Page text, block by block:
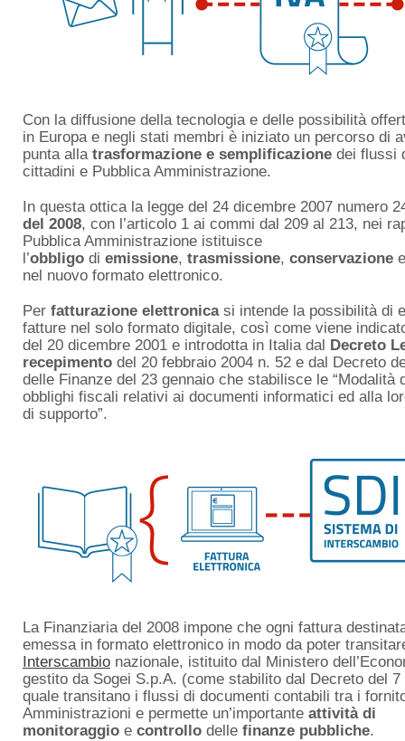
Con la diffusione della tecnologia e delle possibilità
in Europa e negli stati membri è iniziato un percorso di
punta alla trasformazione e semplificazione dei flussi
cittadini e Pubblica Amministrazione.
In questa ottica la legge del 24 dicembre 2007 numero
del 2008, con l’articolo 1 ai commi dal 209 al 213, nei
Pubblica Amministrazione istituisce
l’obbligo di emissione, trasmissione, conservazione e
nel nuovo formato elettronico.
Per fatturazione elettronicasi intende la possibilità di
fatture nel solo formato digitale, così come viene
del 20 dicembre 2001 e introdotta in Italia dal Decreto
recepimento del 20 febbraio 2004 n. 52 e dal Decreto
delle Finanze del 23 gennaio che stabilisce le “Modalità
obblighi fiscali relativi ai documenti informatici ed alla
di supporto”.
La Finanziaria del 2008 impone che ogni fattura
emessa in formato elettronico in modo da poter
Interscambio nazionale, istituito dal Ministero
gestito da Sogei S.p.A. (come stabilito dal Decreto del
quale transitano i flussi di documenti contabili tra i
Amministrazioni e permette un’importante attività di
monitoraggio e controllo delle finanze pubbliche.